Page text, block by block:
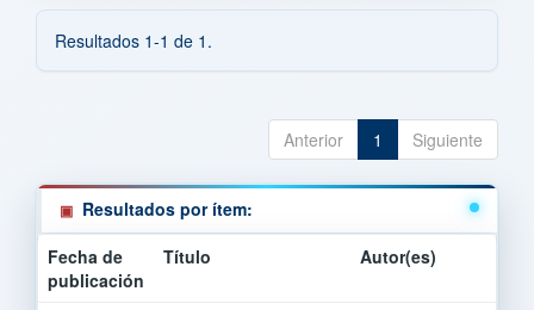
Resultados 1-1 de 1.
Anterior 1 Siguiente
Resultados por ítem:
Fecha de
publicación
Título Autor(es)